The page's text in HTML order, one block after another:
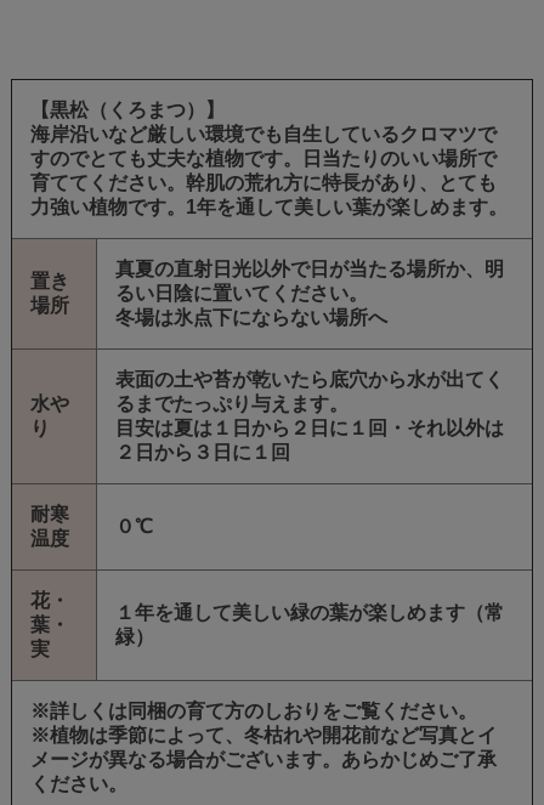
【黒松（くろまつ）
】
海岸沿いなど厳しい環境でも自生しているクロマツで
すのでとても丈夫な植物です。日当たりのいい場所で
育ててください。幹肌の荒れ方に特長があり、とても
力強い植物です。1年を通して美しい葉が楽しめます。
置き
場所
真夏の直射日光以外で日が当たる場所か、明
るい日陰に置いてください。
冬場は氷点下にならない場所へ
水や
り
表面の土や苔が乾いたら底穴から水が出てく
るまでたっぷり与えます。
目安は夏は１日から２日に１回・それ以外は
２日から３日に１回
耐寒
温度
０℃
花・
葉・
実
１年を通して美しい緑の葉が楽しめます（常
緑）
※詳しくは同梱の育て方のしおりをご覧ください。
※植物は季節によって、冬枯れや開花前など写真とイ
メージが異なる場合がございます。あらかじめご了承
ください。